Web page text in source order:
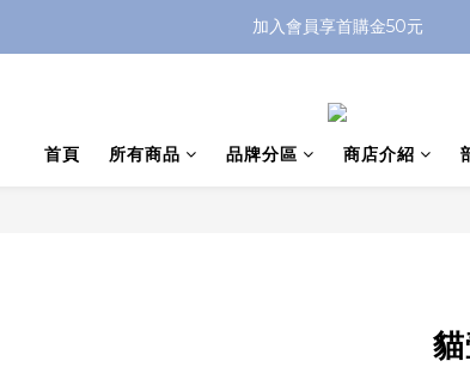
加入會員享首購金50元
首頁 所有商品 品牌分區 商店介紹